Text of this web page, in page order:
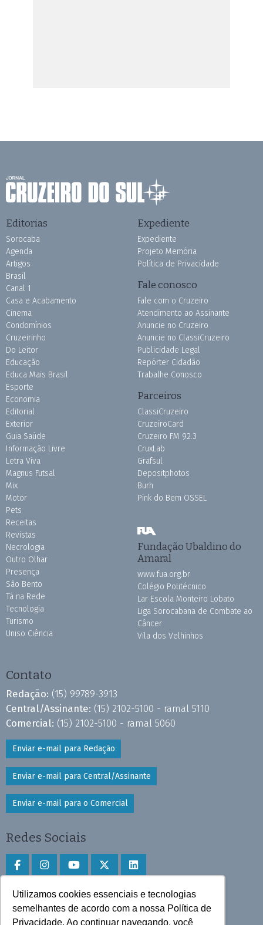
Utilizamos cookies essenciais e tecnologias
semelhantes de acordo com a nossa Política de
Privacidade. Ao continuar navegando, você
Editorias
Sorocaba
Agenda
Artigos
Brasil
Canal 1
Casa e Acabamento
Cinema
Condomínios
Cruzeirinho
Do Leitor
Educação
Educa Mais Brasil
Esporte
Economia
Editorial
Exterior
Guia Saúde
Informação Livre
Letra Viva
Magnus Futsal
Mix
Motor
Pets
Receitas
Revistas
Necrologia
Outro Olhar
Presença
São Bento
Tá na Rede
Tecnologia
Turismo
Uniso Ciência
Expediente
Expediente
Projeto Memória
Política de Privacidade
Fale conosco
Fale com o Cruzeiro
Atendimento ao Assinante
Anuncie no Cruzeiro
Anuncie no ClassiCruzeiro
Publicidade Legal
Repórter Cidadão
Trabalhe Conosco
Parceiros
ClassiCruzeiro
CruzeiroCard
Cruzeiro FM 92.3
CruxLab
Grafsul
Depositphotos
Burh
Pink do Bem OSSEL
Fundação Ubaldino do
Amaral
www.fua.org.br
Colégio Politécnico
Lar Escola Monteiro Lobato
Liga Sorocabana de Combate ao
Câncer
Vila dos Velhinhos
Contato
Redação: (15) 99789-3913
Central/Assinante: (15) 2102-5100 - ramal 5110
Comercial: (15) 2102-5100 - ramal 5060
Enviar e-mail para Redação
Enviar e-mail para Central/Assinante
Enviar e-mail para o Comercial
Redes Sociais
Faça download do aplicativo